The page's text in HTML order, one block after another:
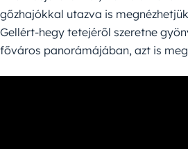
gőzhajókkal utazva is
Gellért-hegy tetejéről szeretne
főváros panorámájában, azt is